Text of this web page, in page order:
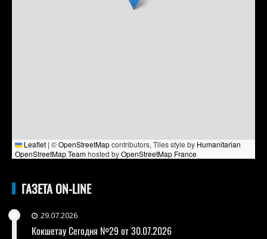
Leaflet | ©OpenStreetMapcontributors, Tiles style by Humanitarian
OpenStreetMap Teamhosted byOpenStreetMap France
ГАЗЕТА ON-LINE
29.07.2026
Кокшетау Сегодня №29 от 30.07.2026